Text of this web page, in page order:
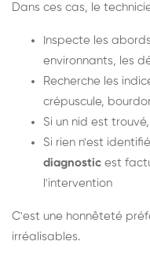
Dans ces cas, le
Inspecte les
environnants, les
Recherche les
crépuscule,
Si un nid est
Si rien n'est
diagnostic est
l'intervention
C'est une honnêteté
irréalisables.